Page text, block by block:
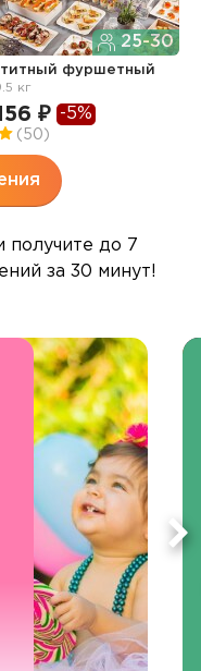
25-30
фуршетный
кг
₽ -5%
(50)
получите до 7
за 30 минут!